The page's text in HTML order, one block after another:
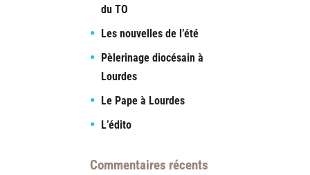
du TO
Les nouvelles de l’été
Pèlerinage diocésain à
Lourdes
Le Pape à Lourdes
L’édito
Commentaires récents